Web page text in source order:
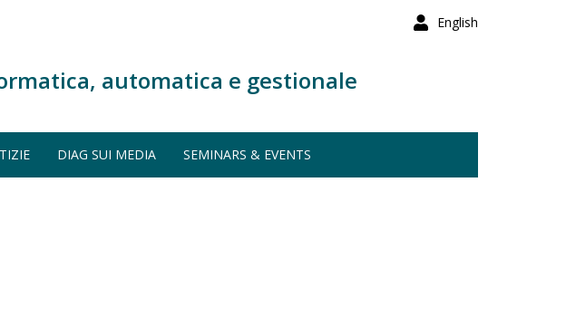
English
automatica e gestionale
DIAG SUI MEDIA SEMINARS & EVENTS